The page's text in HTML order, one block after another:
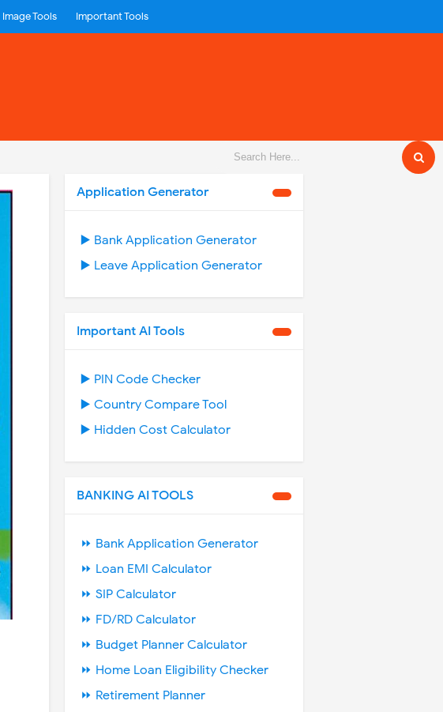
Image Tools Important Tools
Application Generator
▶️ Bank Application Generator
▶️ Leave Application Generator
Important AI Tools
▶️ PIN Code Checker
▶️ Country Compare Tool
▶️ Hidden Cost Calculator
BANKING AI TOOLS
⏩ Bank Application Generator
⏩ Loan EMI Calculator
⏩ SIP Calculator
⏩ FD/RD Calculator
⏩ Budget Planner Calculator
⏩ Home Loan Eligibility Checker
⏩ Retirement Planner